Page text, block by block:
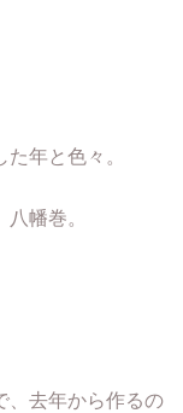
年と色々。
幡巻。
、去年から作るの